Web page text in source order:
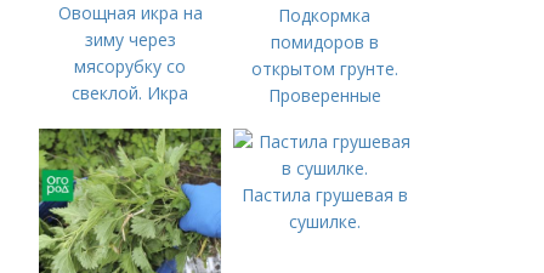
Овощная икра на
зиму через
мясорубку со
свеклой. Икра
морковью, перцем и
яблоками на зиму
Подкормка
помидоров в
открытом грунте.
Проверенные
минеральные
удобрения
Пастила грушевая в
сушилке.